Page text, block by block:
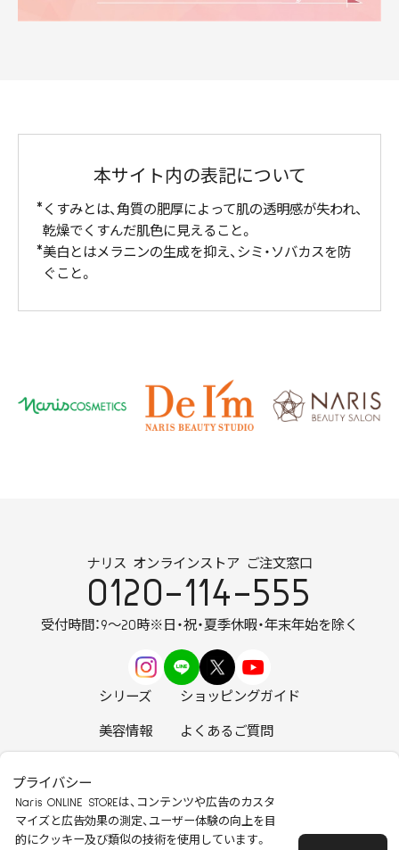
本サイト内の表記について
くすみとは、角質の肥厚によって肌の透明感が失われ、
乾燥でくすんだ肌色に見えること。
美白とはメラニンの生成を抑え、シミ・ソバカスを防
ぐこと。
ナリス オンラインストア ご注文窓口
0120-114-555
受付時間：9～20時※日・祝・夏季休暇・年末年始を除く
シリーズ ショッピングガイド
美容情報 よくあるご質問
プライバシー
Naris ONLINE STOREは、コンテンツや広告のカスタ
マイズと広告効果の測定、ユーザー体験の向上を目
的にクッキー及び類似の技術を使用しています。